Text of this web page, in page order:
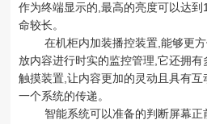
作为终端显示的,最高的亮度可以达
命较长。
在机柜内加装播控装置,能够更
放内容进行时实的监控管理,它还拥
触摸装置,让内容更加的灵动且具有
一个系统的传递。
智能系统可以准备的判断屏幕